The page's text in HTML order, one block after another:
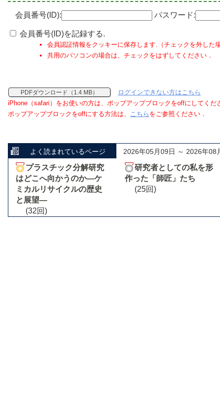
会員番号(ID): パスワード:
会員番号(ID)を記録する.
会員認証情報をクッキーに保存します.（チェックを外した
共用のパソコンの場合は、チェックをはずしてください．
PDFダウンロード（1.4 MB）
ログインできない方はこちら
iPhone（safari）をお使いの方は、ポップアップブロックをoffにしてくだ
ポップアップブロックをoffにする方法は、 こちら をご参照ください．
よく読まれているページ 2026年05月09日 ～ 2026年08
プラスチック分解研究
はどこへ向かうのか―ケ
ミカルリサイクルの歴史
と展望―
(32回)
研究者としての私を形
作った「師匠」たち
(25回)